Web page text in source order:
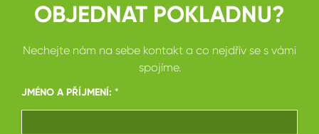
OBJEDNAT POKLADNU?
Nechejte nám na sebe kontakt a co nejdřív se s vámi
spojíme.
JMÉNO A PŘÍJMENÍ: *